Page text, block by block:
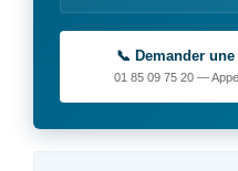
📞 Demander
01 85 09 75 20 —